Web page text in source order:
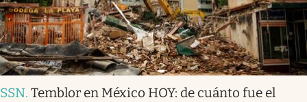
SSN. Temblor en México HOY: de cuánto fue el